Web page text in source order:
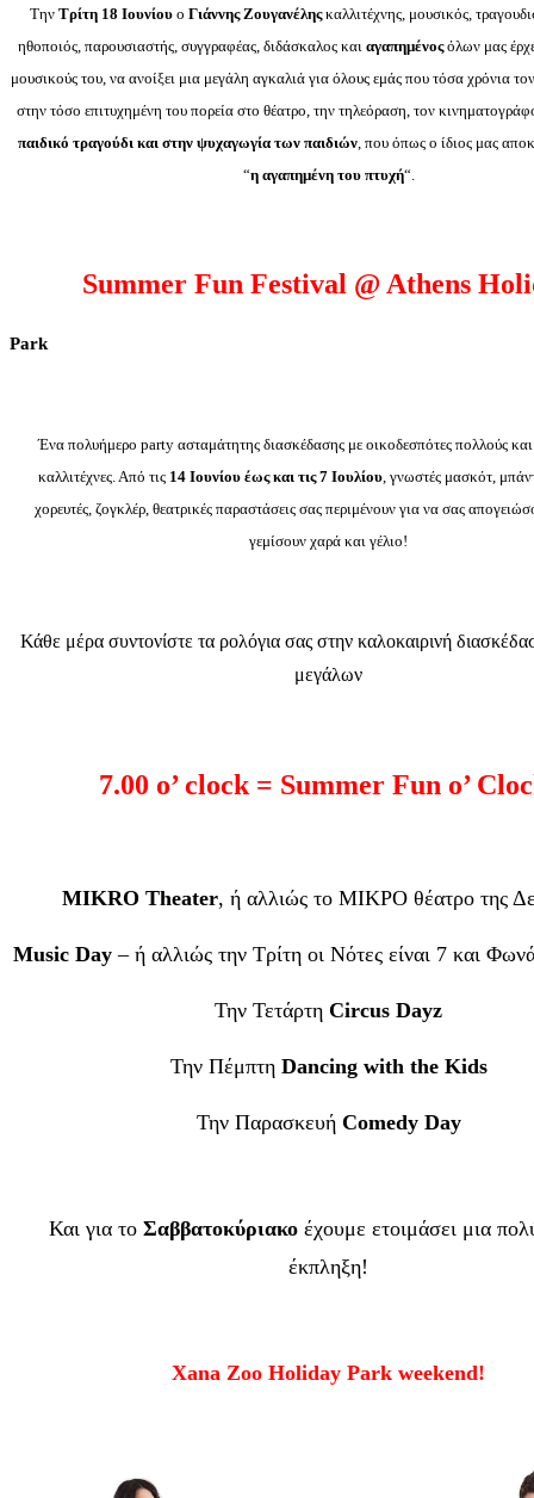
Την Τρίτη 18 Ιουνίου ο Γιάννης Ζουγανέληςκαλλιτέχνης, μουσικός,
ηθοποιός, παρουσιαστής, συγγραφέας, διδάσκαλος και αγαπημένοςόλων μας
μουσικούς του, να ανοίξει μια μεγάλη αγκαλιά για όλους εμάς που τόσα χρόνια
στην τόσο επιτυχημένη του πορεία στο θέατρο, την τηλεόραση, τον
παιδικό τραγούδι και στην ψυχαγωγία των παιδιών, που όπως ο ίδιος μας
“η αγαπημένη του πτυχή“.
Summer Fun Festival @ Athens
Park
Ένα πολυήμερο party ασταμάτητης διασκέδασης με οικοδεσπότες πολλούς
καλλιτέχνες. Από τις 14 Ιουνίου έως και τις 7 Ιουλίου, γνωστές μασκότ,
χορευτές, ζογκλέρ, θεατρικές παραστάσεις σας περιμένουν για να σας
γεμίσουν χαρά και γέλιο!
Κάθε μέρα συντονίστε τα ρολόγια σας στην καλοκαιρινή
μεγάλων
7.00 ο’ clock = Summer Fun ο’
MIKRO Theater, ή αλλιώς το ΜΙΚΡΟ θέατρο της
Music Day – ή αλλιώς την Τρίτη οι Νότες είναι 7 και
Την Τετάρτη Circus Dayz
Την Πέμπτη Dancing with the Kids
Την Παρασκευή Comedy Day
Και για το Σαββατοκύριακοέχουμε ετοιμάσει μια
έκπληξη!
Xana Zoo Holiday Park weekend!